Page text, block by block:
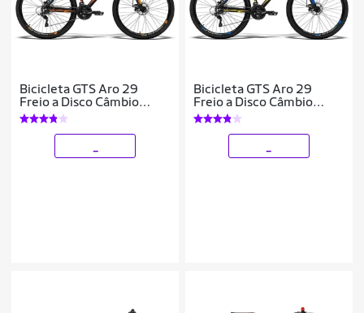
Bicicleta GTS Aro 29
Freio a Disco Câmbio
Shimano 21 Marchas e
Amortecedor | GTS M1
Advanced
Bicicleta GTS Aro 29
Freio a Disco Câmbio
Shimano 21 Marchas e
Amortecedor | GTS M1
Advanced